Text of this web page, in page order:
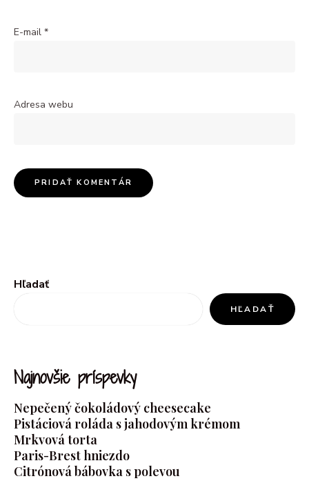
E-mail *
Adresa webu
Hľadať
HĽADAŤ
Najnovšie príspevky
Nepečený čokoládový cheesecake
Pistáciová roláda s jahodovým krémom
Mrkvová torta
Paris-Brest hniezdo
Citrónová bábovka s polevou